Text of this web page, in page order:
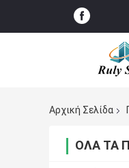
Αρχική Σελίδα
ΌΛΑ ΤΑ